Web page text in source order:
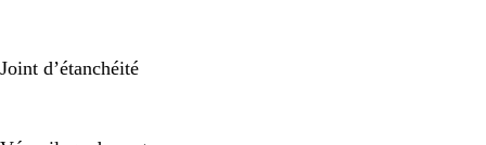
Joint d’étanchéité